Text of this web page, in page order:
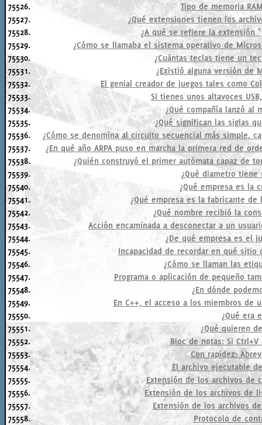
75526.
Tipo de memoria
75527.
¿Qué extensiones tienen los
75528.
¿A qué se refiere la extensión
75529.
¿Cómo se llamaba el sistema operativo de
75530.
¿Cuántas teclas tiene un
75531.
¿Existió alguna versión de
75532.
El genial creador de juegos tales como
75533.
Si tienes unos altavoces
75534.
¿Qué compañía lanzó al
75535.
¿Qué significan las siglas
75536.
¿Cómo se denomina al circuito secuencial más simple,
75537.
¿En qué año ARPA puso en marcha la primera red de
75538.
¿Quién construyó el primer autómata capaz de
75539.
¿Qué diametro tiene
75540.
¿Qué empresa es la
75541.
¿Qué empresa es la fabricante de
75542.
¿Qué nombre recibió la
75543.
Acción encaminada a desconectar a un
75544.
¿De qué empresa es el
75545.
Incapacidad de recordar en qué
75546.
¿Cómo se llaman las
75547.
Programa o aplicación de pequeño
75548.
¿En dónde
75549.
En C++, el acceso a los miembros de
75550.
¿Qué era
75551.
¿Qué quieren
75552.
Bloc de notas: Si Ctrl+V
75553.
Con rapidez:
75554.
El archivo ejecutable
75555.
Extensión de los archivos de
75556.
Extensión de los archivos de
75557.
Extensión de los archivos
75558.
Protocolo de